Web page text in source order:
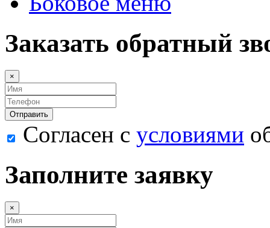
Заказать обратный
×
Согласен с условиями
Заполните заявку
×